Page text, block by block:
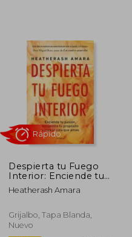
5%
dcto.
Despierta tu Fuego
Interior: Enciende tu
Pasión, Encuentra tu
Propósito y Crea la
Heatherash Amara
Grijalbo, Tapa Blanda,
Nuevo